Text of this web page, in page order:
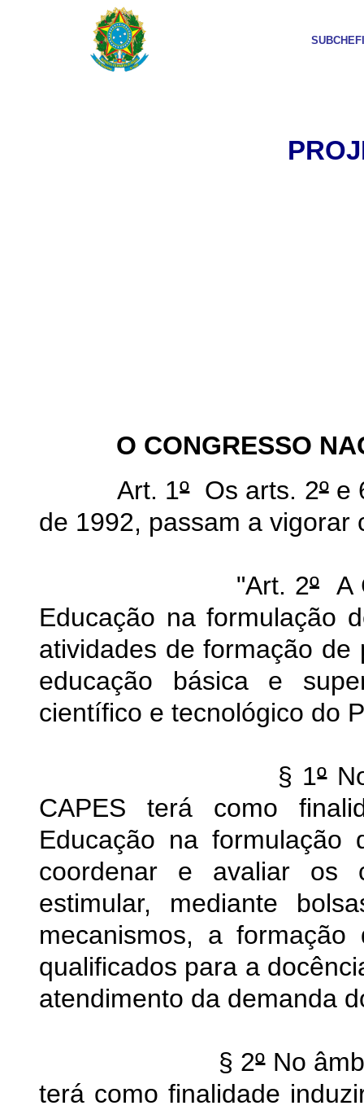
O CONGRESSO
Art. 1ºOs arts. 2ºe
de 1992, passam a vigorar
"Art. 2ºA
Educação na formulação
atividades de formação
educação básica e
científico e tecnológico do
§ 1º
CAPES terá como
Educação na formulação
coordenar e avaliar os
estimular, mediante
mecanismos, a
qualificados para a
atendimento da demanda
§ 2ºNo
terá como finalidade